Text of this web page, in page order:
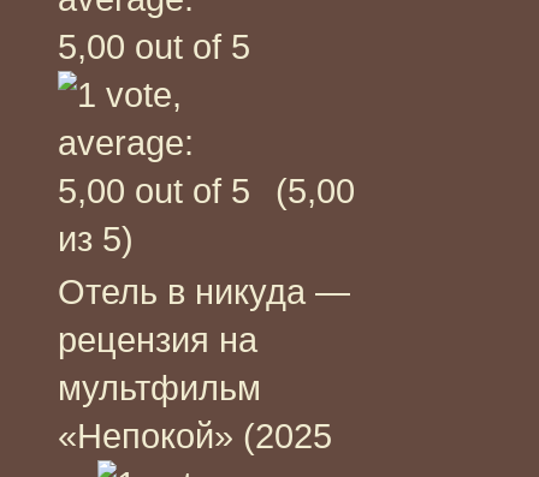
(5,00
из 5)
Отель в никуда —
рецензия на
мультфильм
«Непокой» (2025